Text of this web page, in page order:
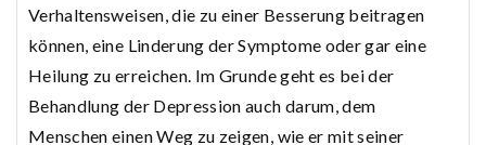
Verhaltensweisen, die zu einer Besserung beitragen
können, eine Linderung der Symptome oder gar eine
Heilung zu erreichen. Im Grunde geht es bei der
Behandlung der Depression auch darum, dem
Menschen einen Weg zu zeigen, wie er mit seiner